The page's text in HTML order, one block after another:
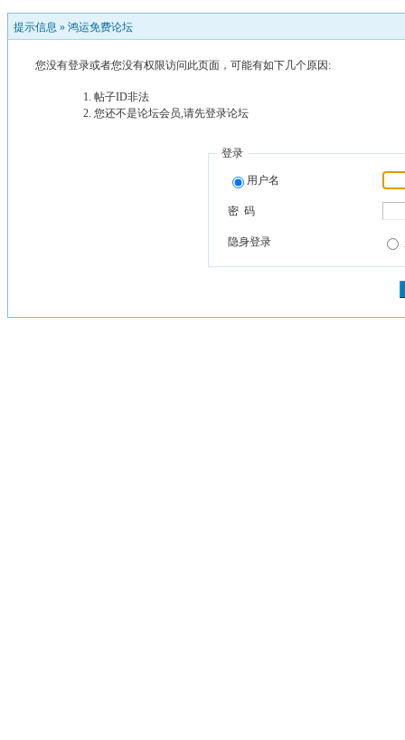
提示信息 » 鸿运免费论坛
您没有登录或者您没有权限访问此页面，可能有如下几个原因:
帖子ID非法
您还不是论坛会员,请先登录论坛
登录
用户名
密 码
隐身登录